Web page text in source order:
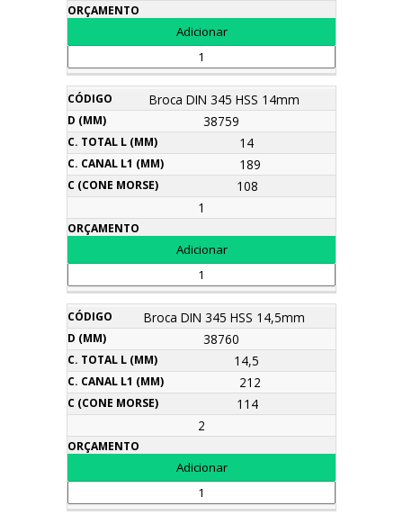
Broca DIN 345 HSS 14mm
38759
14
189
108
1
Broca DIN 345 HSS 14,5mm
38760
14,5
212
114
2